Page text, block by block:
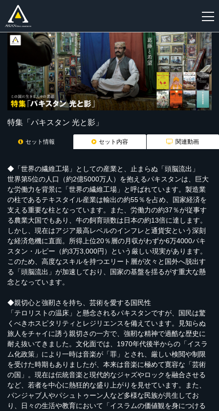
特集「パキスタン 光と影」
セット情報 セット内容 関連動画
◆「世界の繊維工場」としての産業と、止まらぬ「頭脳流出」
世界第5位の人口（約2億5000万人）を抱えるパキスタンは、巨大
な労働力を背景に「世界の繊維工場」と呼ばれています。製造業
の柱であるテキスタイル産業は輸出の約55％を占め、国家経済を
支える重要な柱となっています。また、労働力の約37％が従事す
る農業大国でもあり、牛の飼育頭数は日本の約13倍に達します。
しかし、現在はアジア最高レベルのインフレと通貨安という深刻
な経済危機に直面。所得上位20％層の月収がわずか6万4000パキ
スタン・ルピー（約3万3,000円）という厳しい現実があります。
このため、高度なスキルを持つエリート層が次々と国外へ脱出す
る「頭脳流出」が加速しており、国家の基盤を揺るがす重大な懸
念となっています。
◆親切心と強靭さを持ち、芸術を愛する国民性
「テロリストの温床」と懸念されるパキスタンですが、国民は驚
くべきホスピタリティとレジリエンスを備えています。見知らぬ
旅人をチャイに誘う親切さの一方で、強靭な精神で過酷な歴史に
耐え抜いてきました。文化面では、1970年代後半からの「イスラ
ム化政策」により一時は音楽が「罪」とされ、厳しい検閲や制限
を受けた時期もありましたが、本来は音楽に極めて寛容な「芸術
の国」。現在は伝統音楽と現代的なジャズやロックを融合させる
など、若者を中心に熱狂的な盛り上がりを見せています。また、
パンジャブ人やパシュトゥーン人など多様な民族が共生してお
り、日々の生活や教育において「イスラムの価値観を身につける